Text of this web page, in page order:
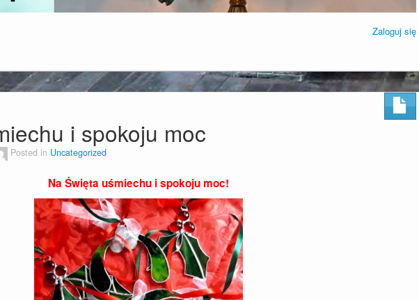
Zaloguj się
i spokoju moc
Posted in Uncategorized
Na Święta uśmiechu i spokoju moc!